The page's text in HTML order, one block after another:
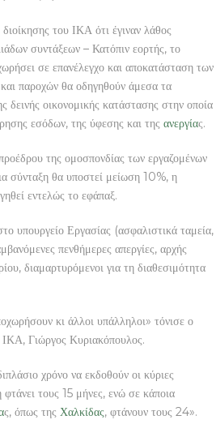
του ΙΚΑ ότι έγιναν λάθος
συντάξεων – Κατόπιν εορτής, το
σε επανέλεγχο και αποκατάσταση των
παροχών θα οδηγηθούν άμεσα τα
δεινής οικονομικής κατάστασης στην οποία
εσόδων, της ύφεσης και της ανεργίας.
της ομοσπονδίας των εργαζομένων
σύνταξη θα υποστεί μείωση 10%, η
εντελώς το εφάπαξ.
υπουργείο Εργασίας (ασφαλιστικά ταμεία,
πενθήμερες απεργίες, αρχής
διαμαρτυρόμενοι για τη διαθεσιμότητα
κι άλλοι υπάλληλοι» τόνισε ο
Γιώργος Κυριακόπουλος.
χρόνο να εκδοθούν οι κύριες
τους 15 μήνες, ενώ σε κάποια
ς, όπως της Χαλκίδας, φτάνουν τους 24».